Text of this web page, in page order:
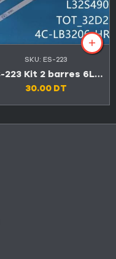
SKU: ES-223
ES-223 Kit 2 barres 6LED TV TCL 32″ 32D2900
30.00 DT